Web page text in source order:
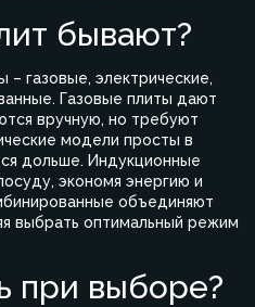
бывают?
газовые, электрические,
Газовые плиты дают
вручную, но требуют
модели просты в
дольше. Индукционные
экономя энергию и
объединяют
выбрать оптимальный режим
при выборе?